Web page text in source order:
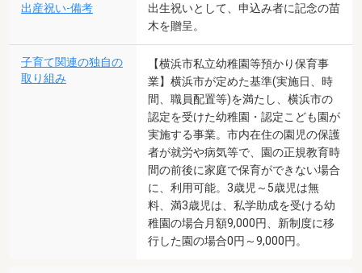
出産祝い-備考
出生祝いとして、申込み者に記念の苗
木を贈呈。
子育て関連の独自の
取り組み
【横浜市私立幼稚園等預かり保育事
業】横浜市が定めた基準(実施日、時
間、職員配置等)を満たし、横浜市の
認定を受けた幼稚園・認定こども園が
実施する事業。市内在住の園児の保護
者が就労や病気等で、園の正規教育時
間の前後に家庭で保育ができない場合
に、利用可能。3歳児～5歳児は無
料、満3歳児は、私学助成を受ける幼
稚園の場合月額9,000円、新制度に移
行した園の場合0円～9,000円。